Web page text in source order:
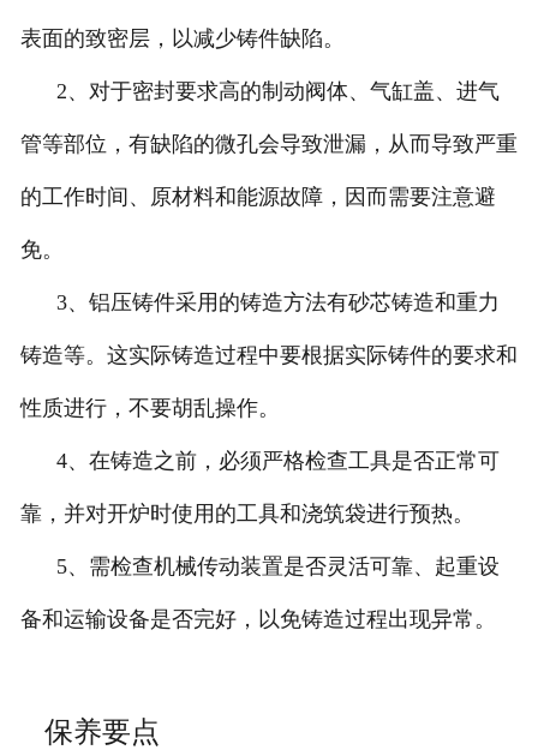
表面的致密层，以减少铸件缺陷。
2、对于密封要求高的制动阀体、气缸盖、进气
管等部位，有缺陷的微孔会导致泄漏，从而导致严重
的工作时间、原材料和能源故障，因而需要注意避
免。
3、铝压铸件采用的铸造方法有砂芯铸造和重力
铸造等。这实际铸造过程中要根据实际铸件的要求和
性质进行，不要胡乱操作。
4、在铸造之前，必须严格检查工具是否正常可
靠，并对开炉时使用的工具和浇筑袋进行预热。
5、需检查机械传动装置是否灵活可靠、起重设
备和运输设备是否完好，以免铸造过程出现异常。
保养要点